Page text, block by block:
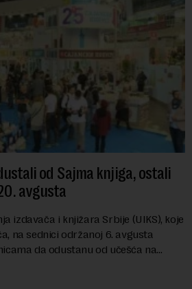
od Sajma knjiga, ostali
avgusta
izdavača i knjižara Srbije (UIKS), koje
na sednici održanoj 6. avgusta
da odustanu od učešća na